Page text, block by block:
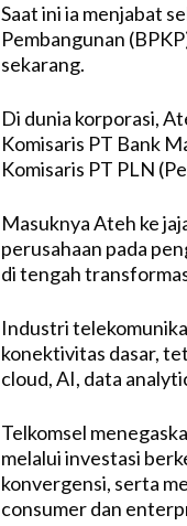
Saat ini ia menjabat
Pembangunan
sekarang.
Di dunia korporasi,
Komisaris PT Bank
Komisaris PT PLN
Masuknya Ateh ke
perusahaan pada
di tengah
Industri
konektivitas dasar,
cloud, AI, data
Telkomsel
melalui investasi
konvergensi, serta
consumer dan